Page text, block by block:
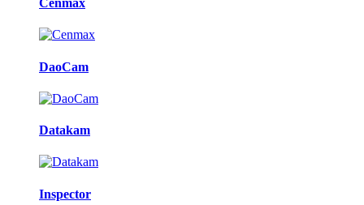
Cenmax
DaoCam
Datakam
Inspector